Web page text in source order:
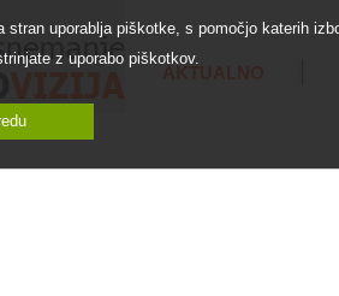
stran uporablja piškotke, s pomočjo katerih
z uporabo piškotkov.